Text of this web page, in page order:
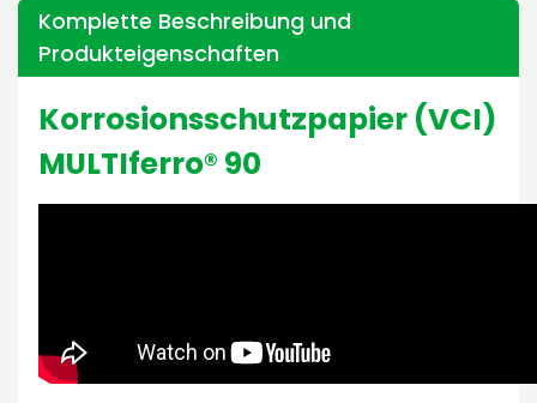
Komplette Beschreibung und
Produkteigenschaften
Korrosionsschutzpapier (VCI)
MULTIferro® 90